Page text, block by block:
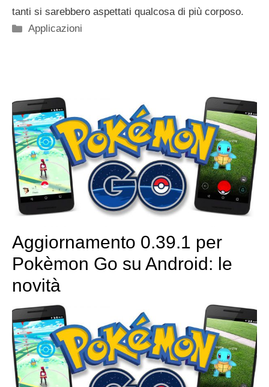
tanti si sarebbero aspettati qualcosa di più corposo.
Categorie
Applicazioni
Aggiornamento 0.39.1 per
Pokèmon Go su Android: le
novità